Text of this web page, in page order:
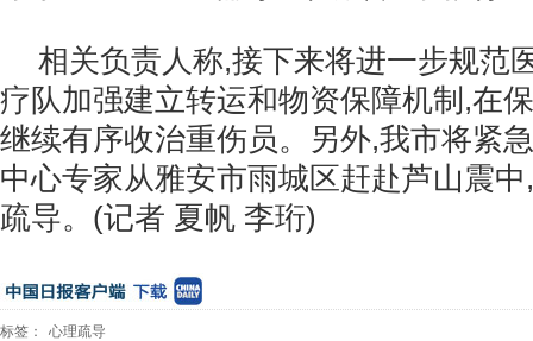
相关负责人称,接下来将进一步规范
疗队加强建立转运和物资保障机制,在
继续有序收治重伤员。另外,我市将紧
中心专家从雅安市雨城区赶赴芦山震
疏导。(记者 夏帆 李珩)
标签： 心理疏导